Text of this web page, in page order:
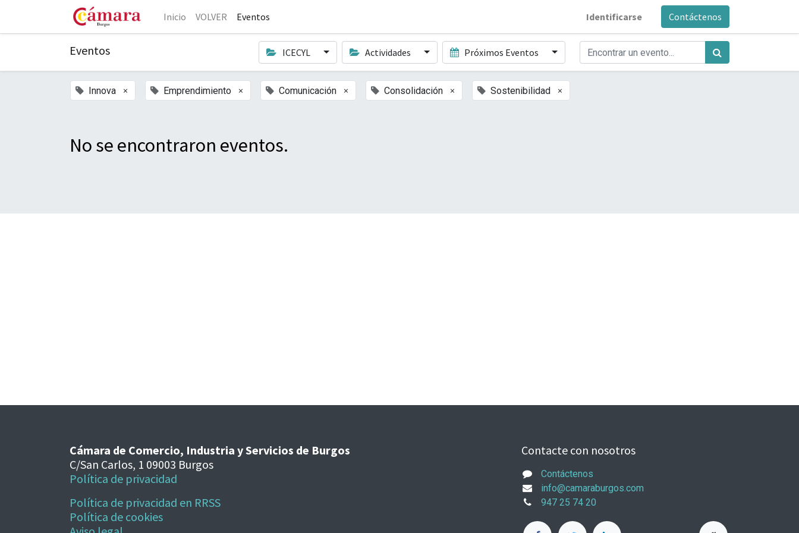
Inicio VOLVER Eventos Identificarse Contáctenos
Eventos ICECYL Actividades Próximos Eventos
Innova × Emprendimiento × Comunicación × Consolidación × Sostenibilidad ×
No se encontraron eventos.
Cámara de Comercio, Industria y Servicios de Burgos
C/San Carlos, 1 09003 Burgos
Política de privacidad
Política de privacidad en RRSS
Política de cookies
Contacte con nosotros
Contáctenos
info@camaraburgos.com
947 25 74 20